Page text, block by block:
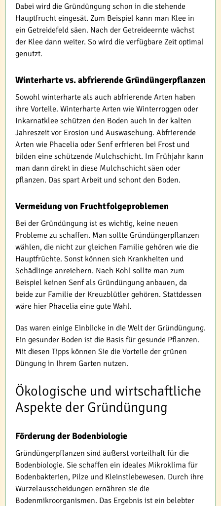
Dabei wird die Gründüngung schon in die stehende
Hauptfrucht eingesät. Zum Beispiel kann man Klee in
ein Getreidefeld säen. Nach der Getreideernte wächst
der Klee dann weiter. So wird die verfügbare Zeit optimal
genutzt.
Winterharte vs. abfrierende Gründüngerpflanzen
Sowohl winterharte als auch abfrierende Arten haben
ihre Vorteile. Winterharte Arten wie Winterroggen oder
Inkarnatklee schützen den Boden auch in der kalten
Jahreszeit vor Erosion und Auswaschung. Abfrierende
Arten wie Phacelia oder Senf erfrieren bei Frost und
bilden eine schützende Mulchschicht. Im Frühjahr kann
man dann direkt in diese Mulchschicht säen oder
pflanzen. Das spart Arbeit und schont den Boden.
Vermeidung von Fruchtfolgeproblemen
Bei der Gründüngung ist es wichtig, keine neuen
Probleme zu schaffen. Man sollte Gründüngerpflanzen
wählen, die nicht zur gleichen Familie gehören wie die
Hauptfrüchte. Sonst können sich Krankheiten und
Schädlinge anreichern. Nach Kohl sollte man zum
Beispiel keinen Senf als Gründüngung anbauen, da
beide zur Familie der Kreuzblütler gehören. Stattdessen
wäre hier Phacelia eine gute Wahl.
Das waren einige Einblicke in die Welt der Gründüngung.
Ein gesunder Boden ist die Basis für gesunde Pflanzen.
Mit diesen Tipps können Sie die Vorteile der grünen
Düngung in Ihrem Garten nutzen.
Ökologische und wirtschaftliche
Aspekte der Gründüngung
Förderung der Bodenbiologie
Gründüngerpflanzen sind äußerst vorteilhaft für die
Bodenbiologie. Sie schaffen ein ideales Mikroklima für
Bodenbakterien, Pilze und Kleinstlebewesen. Durch ihre
Wurzelausscheidungen ernähren sie die
Bodenmikroorganismen. Das Ergebnis ist ein belebter